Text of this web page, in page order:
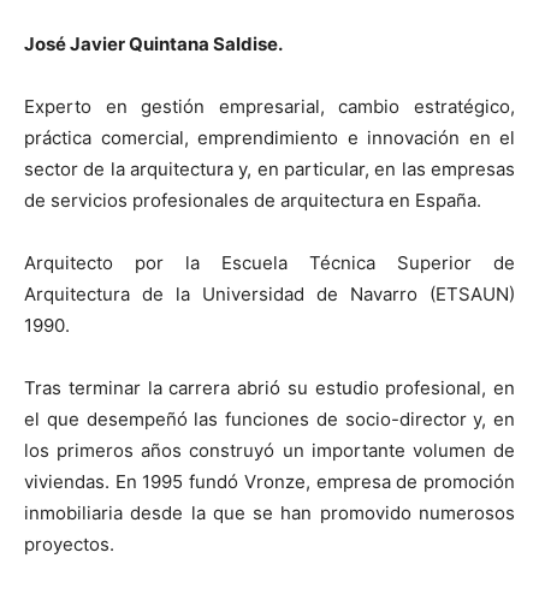
José Javier Quintana Saldise.
Experto en gestión empresarial, cambio estratégico,
práctica comercial, emprendimiento e innovación en el
sector de la arquitectura y, en particular, en las empresas
de servicios profesionales de arquitectura en España.
Arquitecto por la Escuela Técnica Superior de
Arquitectura de la Universidad de Navarro (ETSAUN)
1990.
Tras terminar la carrera abrió su estudio profesional, en
el que desempeñó las funciones de socio-director y, en
los primeros años construyó un importante volumen de
viviendas. En 1995 fundó Vronze, empresa de promoción
inmobiliaria desde la que se han promovido numerosos
proyectos.